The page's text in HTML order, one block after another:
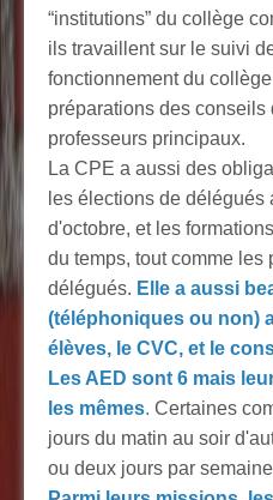
“institutions” du collège
ils travaillent sur le suivi
fonctionnement du
préparations des conseils
professeurs principaux.
La CPE a aussi des
les élections de délégués
d'octobre, et les
du temps, tout comme les
délégués. Elle a aussi
(téléphoniques ou non)
élèves, le CVC, et le
Les AED sont 6 mais
les mêmes. Certaines
jours du matin au soir
ou deux jours par